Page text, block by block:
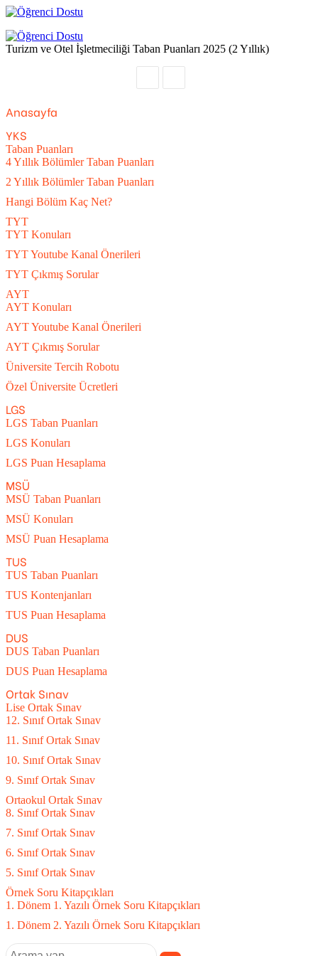
Menü
Arama
yap
Turizm ve Otel İşletmeciliği Taban Puanları 2025 (2 Yıllık)
Anasayfa
YKS
Taban Puanları
4 Yıllık Bölümler Taban Puanları
2 Yıllık Bölümler Taban Puanları
Hangi Bölüm Kaç Net?
TYT
TYT Konuları
TYT Youtube Kanal Önerileri
TYT Çıkmış Sorular
AYT
AYT Konuları
AYT Youtube Kanal Önerileri
AYT Çıkmış Sorular
Üniversite Tercih Robotu
Özel Üniversite Ücretleri
LGS
LGS Taban Puanları
LGS Konuları
LGS Puan Hesaplama
MSÜ
MSÜ Taban Puanları
MSÜ Konuları
MSÜ Puan Hesaplama
TUS
TUS Taban Puanları
TUS Kontenjanları
TUS Puan Hesaplama
DUS
DUS Taban Puanları
DUS Puan Hesaplama
Ortak Sınav
Lise Ortak Sınav
12. Sınıf Ortak Sınav
11. Sınıf Ortak Sınav
10. Sınıf Ortak Sınav
9. Sınıf Ortak Sınav
Ortaokul Ortak Sınav
8. Sınıf Ortak Sınav
7. Sınıf Ortak Sınav
6. Sınıf Ortak Sınav
5. Sınıf Ortak Sınav
Örnek Soru Kitapçıkları
1. Dönem 1. Yazılı Örnek Soru Kitapçıkları
1. Dönem 2. Yazılı Örnek Soru Kitapçıkları